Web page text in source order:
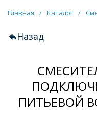
Смесители
Унитазы
Мебель для
Ванны
Главная / Каталог /
Назад
ПИТЬЕВОЙ